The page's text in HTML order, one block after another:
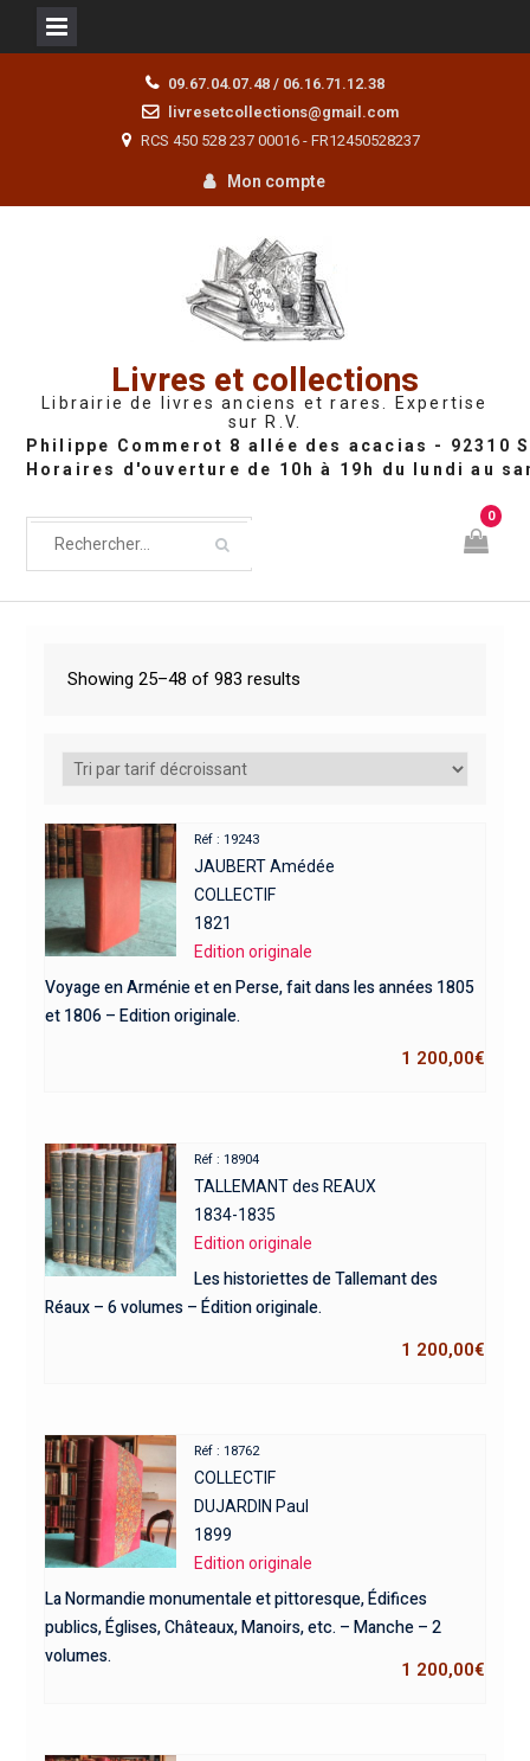
09.67.04.07.48 / 06.16.71.12.38
livresetcollections@gmail.com
RCS 450 528 237 00016 - FR12450528237
Mon compte
Livres et collections
Librairie de livres anciens et rares. Expertise
sur R.V.
0
Showing 25–48 of 983 results
Réf : 19243
JAUBERT Amédée
COLLECTIF
1821
Edition originale
Voyage en Arménie et en Perse, fait dans les années 1805
et 1806 – Edition originale.
1 200,00€
Réf : 18904
TALLEMANT des REAUX
1834-1835
Edition originale
Les historiettes de Tallemant des
Réaux – 6 volumes – Édition originale.
1 200,00€
Réf : 18762
COLLECTIF
DUJARDIN Paul
1899
Edition originale
La Normandie monumentale et pittoresque, Édifices
publics, Églises, Châteaux, Manoirs, etc. – Manche – 2
volumes.
1 200,00€